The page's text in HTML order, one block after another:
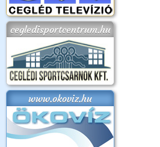
cegledisportcentrum.hu
www.okoviz.hu